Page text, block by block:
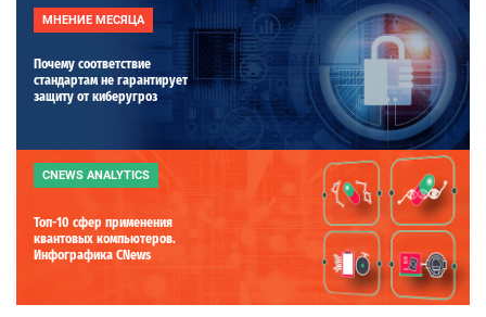
МНЕНИЕ МЕСЯЦА
Почему соответствие
стандартам не гарантирует
защиту от киберугроз
CNEWS ANALYTICS
Топ-10 сфер применения
квантовых компьютеров.
Инфографика CNews